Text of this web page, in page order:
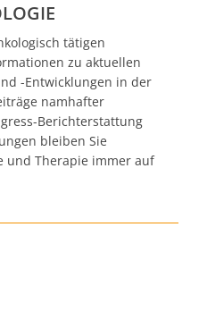
tätigen
zu aktuellen
-Entwicklungen in der
namhafter
Berichterstattung
bleiben Sie
und Therapie immer auf